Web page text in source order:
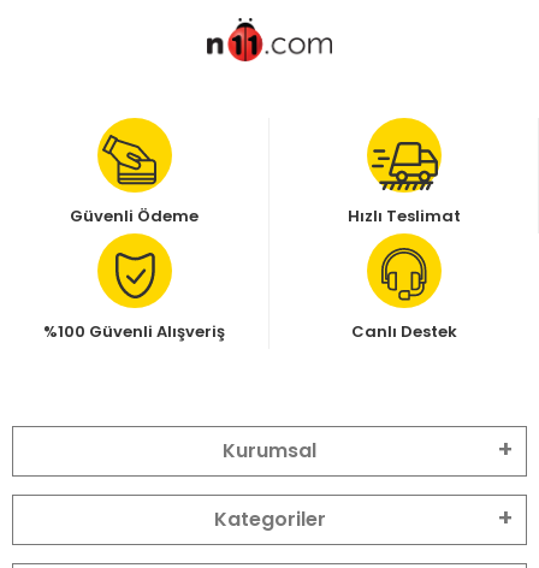
Güvenli Ödeme Hızlı Teslimat
%100 Güvenli Alışveriş Canlı Destek
Kurumsal
Kategoriler